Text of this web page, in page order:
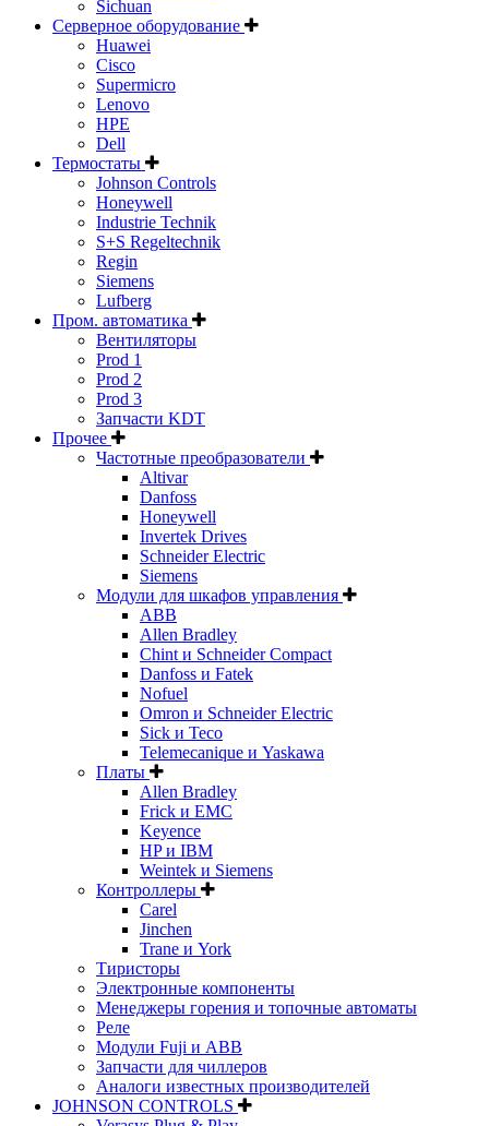
Sichuan
Серверное оборудование
Huawei
Cisco
Supermicro
Lenovo
HPE
Dell
Термостаты
Johnson Controls
Honeywell
Industrie Technik
S+S Regeltechnik
Regin
Siemens
Lufberg
Пром. автоматика
Вентиляторы
Prod 1
Prod 2
Prod 3
Запчасти KDT
Прочее
Частотные преобразователи
Altivar
Danfoss
Honeywell
Invertek Drives
Schneider Electric
Siemens
Модули для шкафов управления
ABB
Allen Bradley
Chint и Schneider Compact
Danfoss и Fatek
Nofuel
Omron и Schneider Electric
Sick и Teco
Telemecanique и Yaskawa
Платы
Allen Bradley
Frick и EMC
Keyence
HP и IBM
Weintek и Siemens
Контроллеры
Carel
Jinchen
Trane и York
Тиристоры
Электронные компоненты
Менеджеры горения и топочные автоматы
Реле
Модули Fuji и ABB
Запчасти для чиллеров
Аналоги известных производителей
JOHNSON CONTROLS